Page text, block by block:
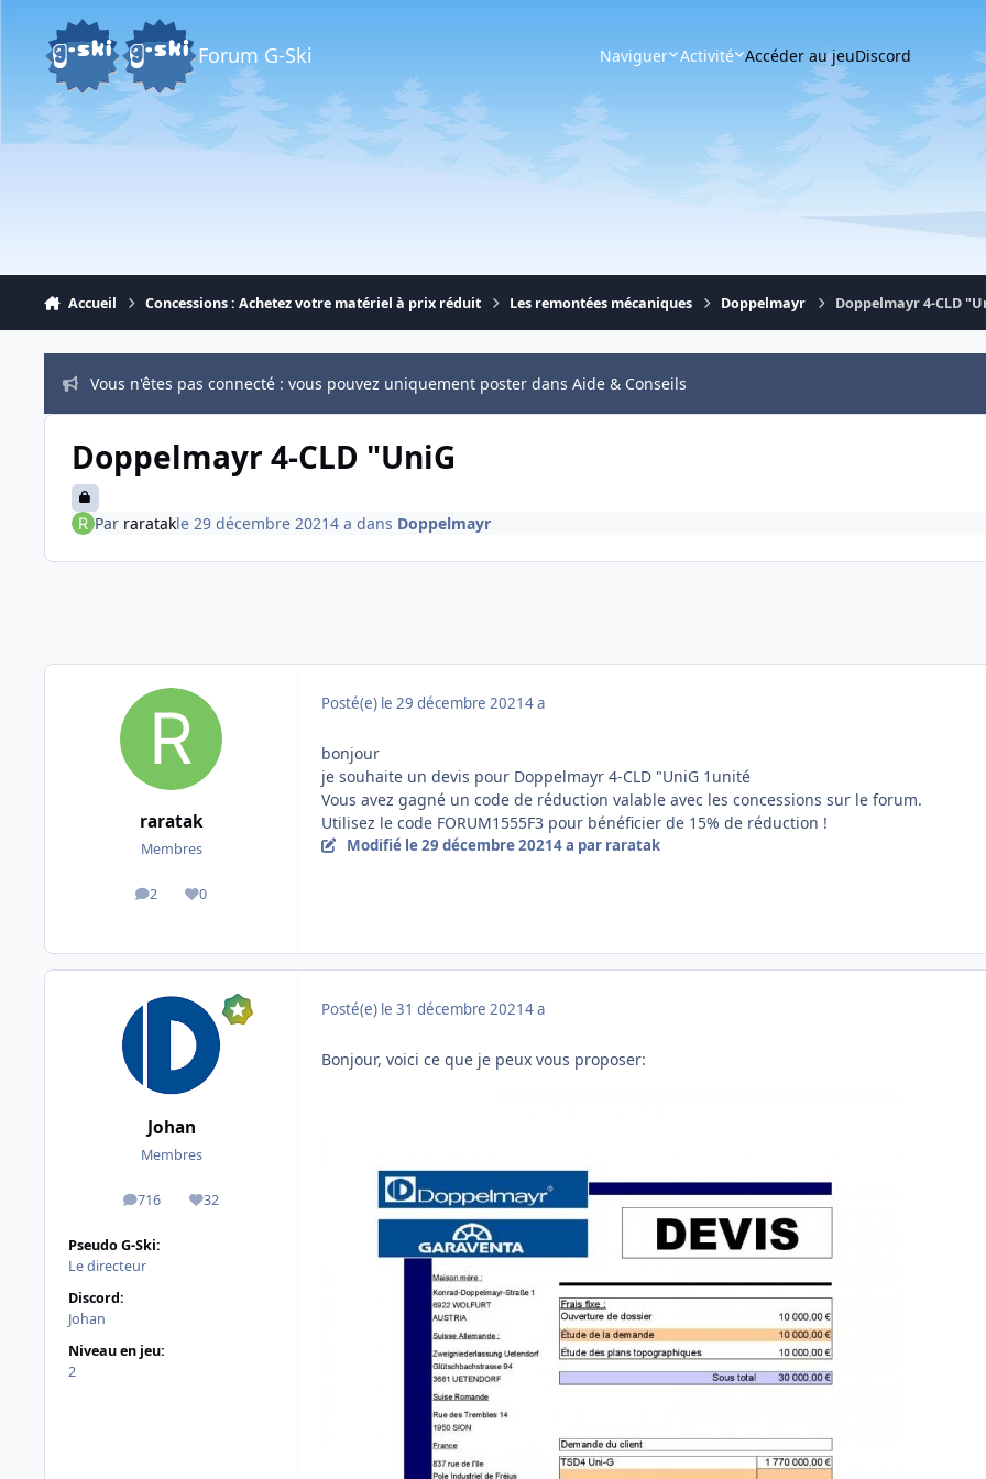
Forum G-Ski Naviguer Activité Accéder au jeuDiscord
Accueil Concessions : Achetez votre matériel à prix réduit Les remontées mécaniques Doppelmayr Doppelmayr 4-CLD
Vous n'êtes pas connecté : vous pouvez uniquement poster dans Aide & Conseils
Doppelmayr 4-CLD "UniG
Par raratakle 29 décembre 20214 a dans Doppelmayr
raratak
Membres
2
messages
0
Réputation
Posté(e) le 29 décembre 20214 a
bonjour
je souhaite un devis pour Doppelmayr 4-CLD "UniG 1unité
Vous avez gagné un code de réduction valable avec les concessions sur le forum.
Utilisez le code FORUM1555F3 pour bénéficier de 15% de réduction !
Modifié le 29 décembre 20214 a par raratak
Johan
Membres
716
messages32
Réputation
Pseudo G-Ski:
Le directeur
Discord:
Johan
Niveau en jeu:
2
Posté(e) le 31 décembre 20214 a
Bonjour, voici ce que je peux vous proposer: